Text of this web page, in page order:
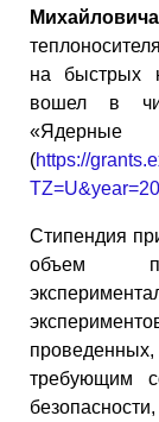
Михайловича
на быстрых
вошел в
(https://
Стипендия
объем
требующим